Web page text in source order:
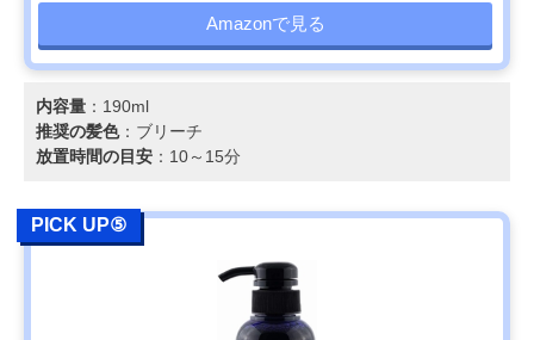
Amazonで見る
内容量 ：190ml
推奨の髪色：ブリーチ
放置時間の目安 ：10～15分
PICK UP⑤